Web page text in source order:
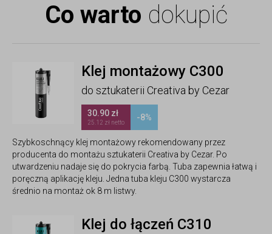
Co warto dokupić
Klej montażowy C300
do sztukaterii Creativa by Cezar
30.90 zł
25.12 zł netto
-8%
Szybkoschnący klej montażowy rekomendowany przez
producenta do montażu sztukaterii Creativa by Cezar. Po
utwardzeniu nadaje się do pokrycia farbą. Tuba zapewnia łatwą i
poręczną aplikację kleju. Jedna tuba kleju C300 wystarcza
średnio na montaż ok 8 m listwy.
Klej do łączeń C310